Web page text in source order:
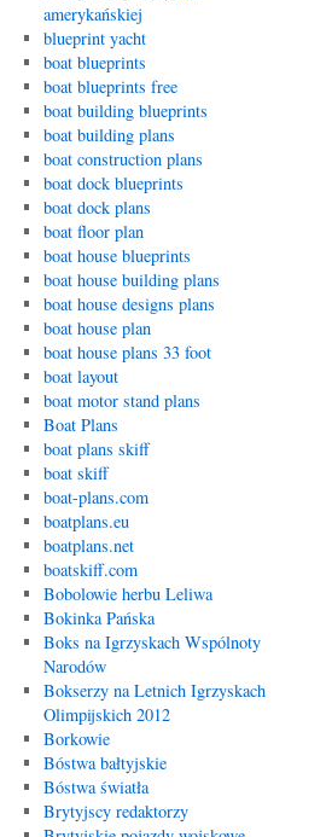
amerykańskiej
blueprint yacht
boat blueprints
boat blueprints free
boat building blueprints
boat building plans
boat construction plans
boat dock blueprints
boat dock plans
boat floor plan
boat house blueprints
boat house building plans
boat house designs plans
boat house plan
boat house plans 33 foot
boat layout
boat motor stand plans
Boat Plans
boat plans skiff
boat skiff
boat-plans.com
boatplans.eu
boatplans.net
boatskiff.com
Bobolowie herbu Leliwa
Bokinka Pańska
Boks na Igrzyskach Wspólnoty
Narodów
Bokserzy na Letnich Igrzyskach
Olimpijskich 2012
Borkowie
Bóstwa bałtyjskie
Bóstwa światła
Brytyjscy redaktorzy